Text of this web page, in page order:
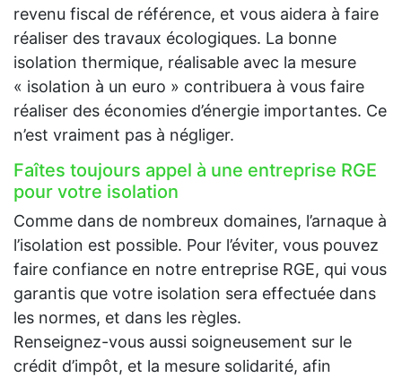
revenu fiscal de référence, et vous aidera à faire
réaliser des travaux écologiques. La bonne
isolation thermique, réalisable avec la mesure
« isolation à un euro » contribuera à vous faire
réaliser des économies d’énergie importantes. Ce
n’est vraiment pas à négliger.
Faîtes toujours appel à une entreprise RGE
pour votre isolation
Comme dans de nombreux domaines, l’arnaque à
l’isolation est possible. Pour l’éviter, vous pouvez
faire confiance en notre entreprise RGE, qui vous
garantis que votre isolation sera effectuée dans
les normes, et dans les règles.
Renseignez-vous aussi soigneusement sur le
crédit d’impôt, et la mesure solidarité, afin